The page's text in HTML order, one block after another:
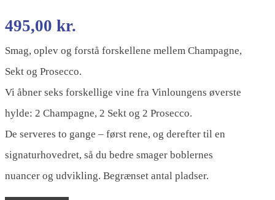
495,00 kr.
Smag, oplev og forstå forskellene mellem Champagne,
Sekt og Prosecco.
Vi åbner seks forskellige vine fra Vinloungens øverste
hylde: 2 Champagne, 2 Sekt og 2 Prosecco.
De serveres to gange – først rene, og derefter til en
signaturhovedret, så du bedre smager boblernes
nuancer og udvikling. Begrænset antal pladser.